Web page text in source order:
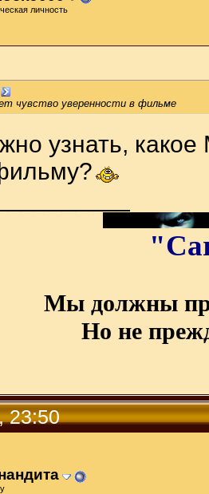
личность
чувство уверенности в фильме
узнать,
Мы должны
Но не
23:50